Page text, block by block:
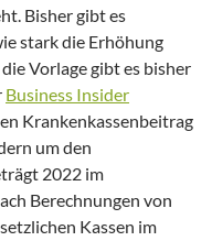
Bisher gibt es
stark die Erhöhung
Vorlage gibt es bisher
Business Insider
Krankenkassenbeitrag
um den
2022 im
Berechnungen von
Kassen im